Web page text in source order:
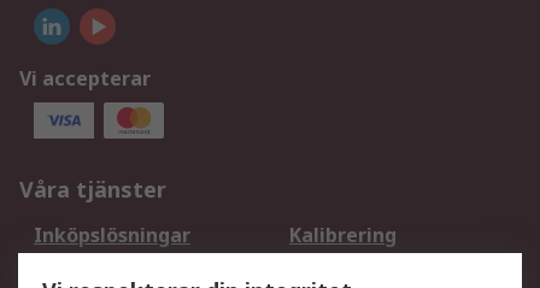
Vi accepterar
Våra tjänster
Inköpslösningar
Kalibrering